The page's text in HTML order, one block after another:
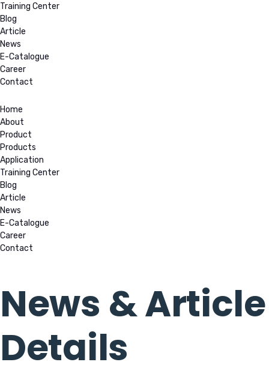
Training Center
Blog
Article
News
E-Catalogue
Career
Contact
Home
About
Product
Products
Application
Training Center
Blog
Article
News
E-Catalogue
Career
Contact
News & Article
Details